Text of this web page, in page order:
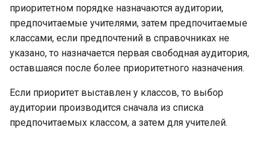
приоритетном порядке назначаются аудитории,
предпочитаемые учителями, затем предпочитаемые
классами, если предпочтений в справочниках не
указано, то назначается первая свободная аудитория,
оставшаяся после более приоритетного назначения.
Если приоритет выставлен у классов, то выбор
аудитории производится сначала из списка
предпочитаемых классом, а затем для учителей.